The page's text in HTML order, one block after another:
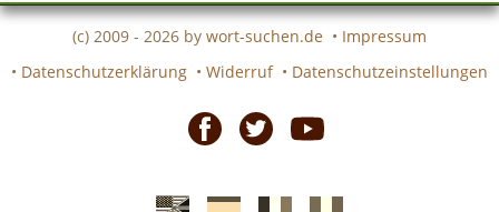
(c) 2009 - 2026 by wort-suchen.de • Impressum
• Datenschutzerklärung • Widerruf • Datenschutzeinstellungen